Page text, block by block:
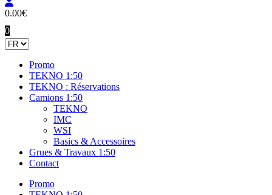
0.00€
0
Promo
TEKNO 1:50
TEKNO : Réservations
Camions 1:50
TEKNO
IMC
WSI
Basics & Accessoires
Grues & Travaux 1:50
Contact
Promo